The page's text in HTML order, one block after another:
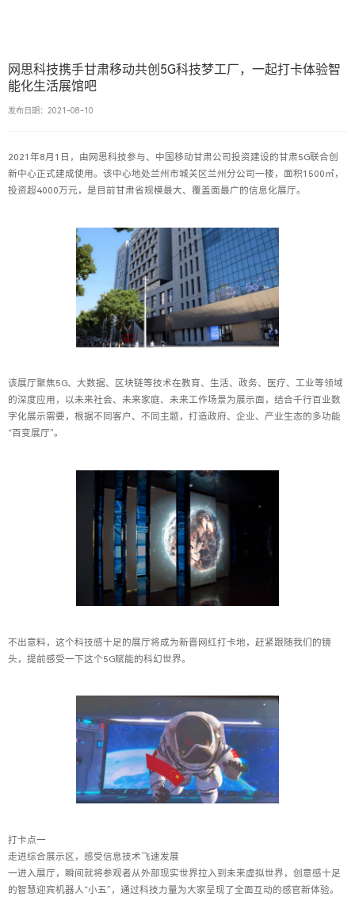
网思科技携手甘肃移动共创5G科技梦工厂，一起打卡体验智
能化生活展馆吧
发布日期：2021-08-10
2021年8月1日，由网思科技参与、中国移动甘肃公司投资建设的甘肃5G联合创
新中心正式建成使用。该中心地处兰州市城关区兰州分公司一楼，面积1500㎡，
投资超4000万元，是目前甘肃省规模最大、覆盖面最广的信息化展厅。
该展厅聚焦5G、大数据、区块链等技术在教育、生活、政务、医疗、工业等领域
的深度应用，以未来社会、未来家庭、未来工作场景为展示面，结合千行百业数
字化展示需要，根据不同客户、不同主题，打造政府、企业、产业生态的多功能
“百变展厅”。
不出意料，这个科技感十足的展厅将成为新晋网红打卡地，赶紧跟随我们的镜
头，提前感受一下这个5G赋能的科幻世界。
打卡点一
走进综合展示区，感受信息技术飞速发展
一进入展厅，瞬间就将参观者从外部现实世界拉入到未来虚拟世界，创意感十足
的智慧迎宾机器人“小五”，通过科技力量为大家呈现了全面互动的感官新体验。